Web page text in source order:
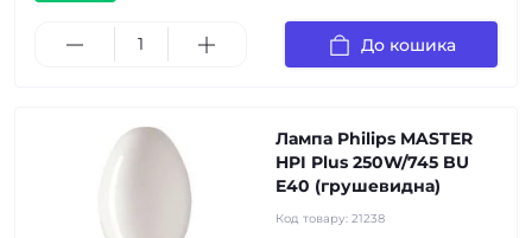
До кошика
Лампа Philips MASTER
HPI Plus 250W/745 BU
E40 (грушевидна)
Код товару: 21238